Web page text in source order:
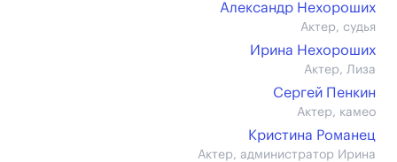
Александр Нехороших
Актер, судья
Ирина Нехороших
Актер, Лиза
Сергей Пенкин
Актер, камео
Кристина Романец
Актер, администратор Ирина